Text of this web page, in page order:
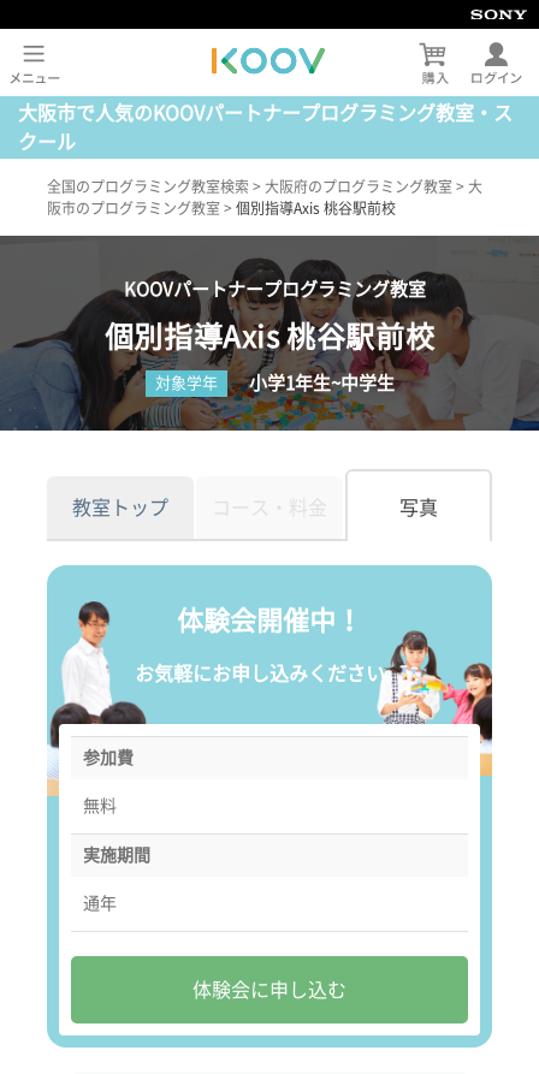
大阪市で人気のKOOVパートナープログラミング教室・ス
クール
全国のプログラミング教室検索 > 大阪府のプログラミング教室 > 大
阪市のプログラミング教室 > 個別指導Axis 桃谷駅前校
KOOVパートナープログラミング教室
個別指導Axis 桃谷駅前校
対象学年 小学1年生~中学生
教室トップ コース・料金 写真
体験会開催中！
お気軽にお申し込みください。
参加費
無料
実施期間
通年
体験会に申し込む